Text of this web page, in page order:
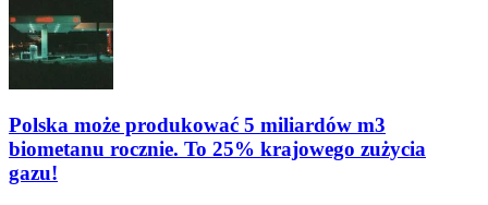
Polska może produkować 5 miliardów m3
biometanu rocznie. To 25% krajowego zużycia
gazu!